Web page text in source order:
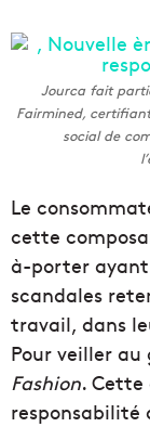
Jourca fait
Fairmined,
social de
Le
cette
à-porter
scandales
travail, dans
Pour veiller
Fashion.
responsabilité